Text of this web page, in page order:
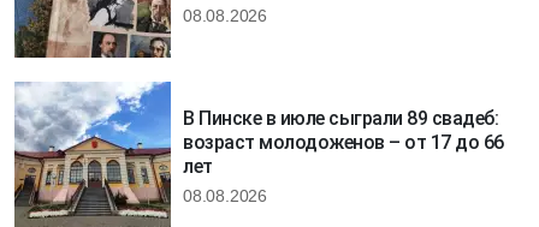
08.08.2026
В Пинске в июле сыграли 89 свадеб:
возраст молодоженов – от 17 до 66
лет
08.08.2026